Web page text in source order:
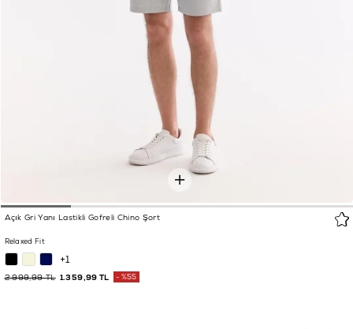
Açık Gri Yanı Lastikli Gofreli Chino Şort
Relaxed Fit
+1
1.359,99 TL
2.999,99 TL %55